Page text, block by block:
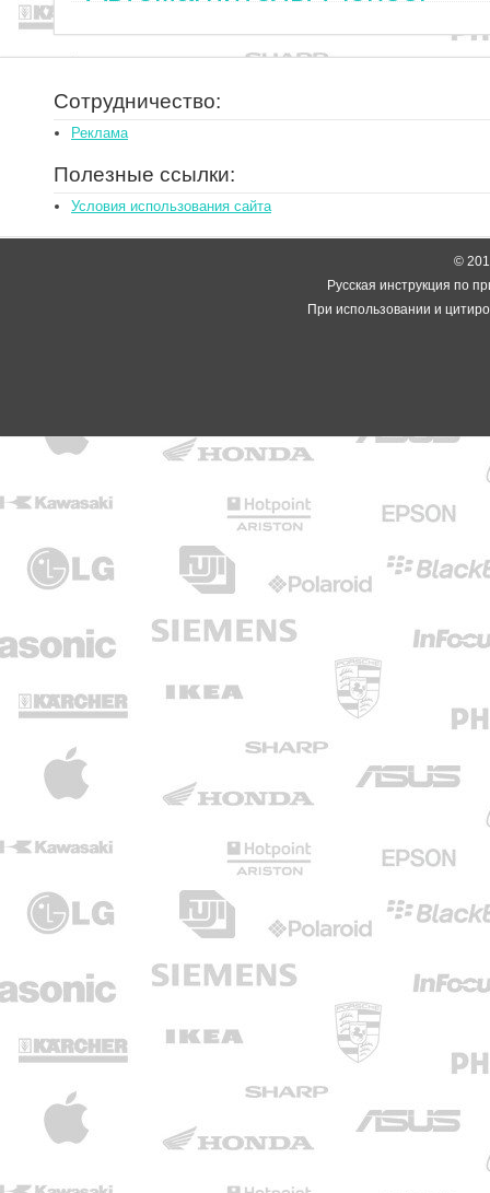
Сотрудничество:
Реклама
Полезные ссылки:
Условия использования сайта
©
Русская инструкция по
При использовании и